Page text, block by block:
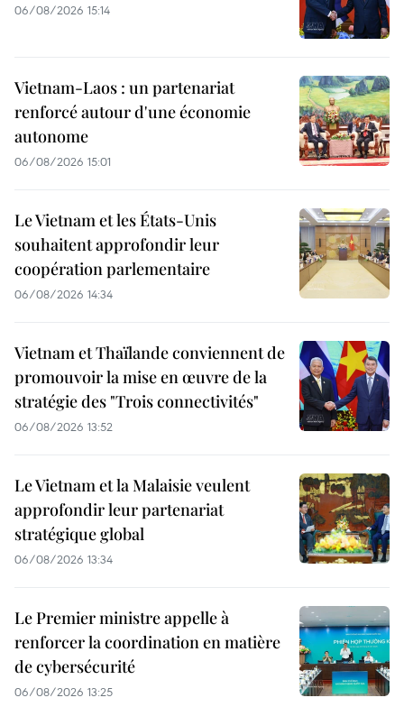
06/08/2026 15:14
Vietnam-Laos : un partenariat
renforcé autour d'une économie
autonome
06/08/2026 15:01
Le Vietnam et les États-Unis
souhaitent approfondir leur
coopération parlementaire
06/08/2026 14:34
Vietnam et Thaïlande conviennent de
promouvoir la mise en œuvre de la
stratégie des "Trois connectivités"
06/08/2026 13:52
Le Vietnam et la Malaisie veulent
approfondir leur partenariat
stratégique global
06/08/2026 13:34
Le Premier ministre appelle à
renforcer la coordination en matière
de cybersécurité
06/08/2026 13:25